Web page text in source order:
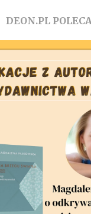
DEON.PL POLECA